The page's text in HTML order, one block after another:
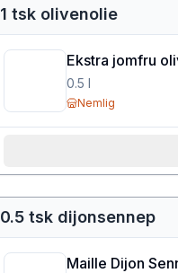
1 tsk olivenolie
Ekstra jomfru
0.5 l
Nemlig
0.5 tsk dijonsennep
Maille Dijon